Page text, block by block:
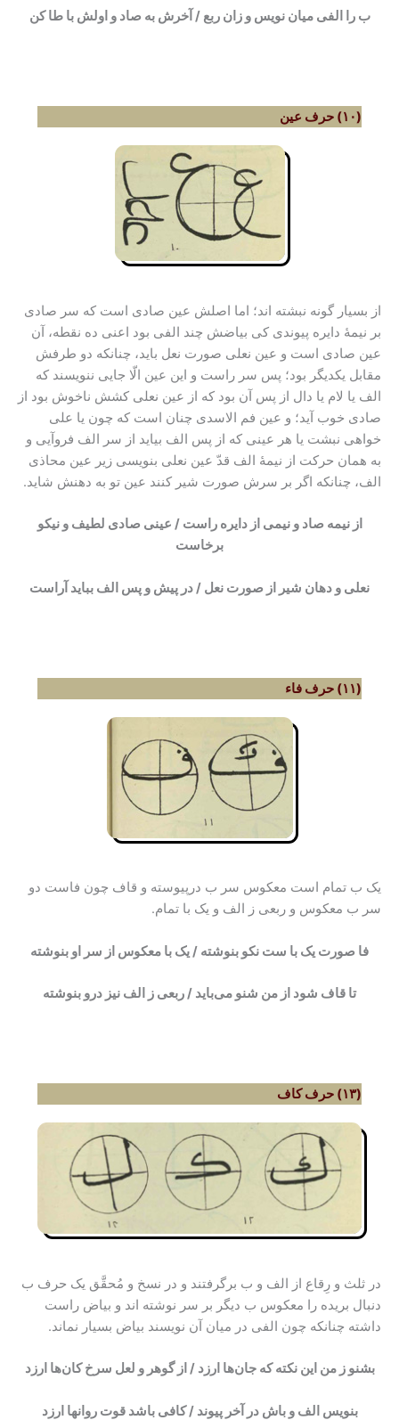
ب را الفی میان نویس و زان ربع / آخرش به صاد و اولش با طا کن
(۱۰) حرف عین
از بسیار گونه نبشته اند؛ اما اصلش عین صادی است که سر صادی
بر نیمۀ دایره پیوندی کی بیاضش چند الفی بود اعنى ده نقطه، آن
عین صادی است و عین نعلى صورت نعل باید، چنانکه دو طرفش
مقابل یکدیگر بود؛ پس سر راست و این عین الّا جایی ننویسند که
الف یا لام یا دال از پس آن بود که از عین نعلی کشش ناخوش بود از
صادی خوب آید؛ و عین فم الاسدی چنان است که چون یا علی
خواهی نبشت یا هر عینی که از پس الف بیاید از سر الف فروآیی و
به همان حرکت از نیمۀ الف قدّ عین نعلى بنویسی زیر عین محاذى
الف، چنانکه اگر بر سرش صورت شیر کنند عین تو به دهنش شاید.
از نیمه صاد و نیمی از دایره راست / عینی صادى لطیف و نیکو
برخاست
نعلی و دهان شیر از صورت نعل / در پیش و پس الف بباید آراست
(۱۱) حرف فاء
یک ب تمام است معکوس سر ب درپیوسته و قاف چون فاست دو
سر ب معکوس و ربعی ز الف و یک با تمام.
فا صورت یک با ست نکو بنوشته / یک با معکوس از سر او بنوشته
تا قاف شود از من شنو می‌باید / ربعی ز الف نیز درو بنوشته
(۱۳) حرف کاف
در ثلث و رِقاع از الف و ب برگرفتند و در نسخ و مُحقَّق یک حرف ب
دنبال بریده را معکوس ب دیگر بر سر نوشته اند و بیاض راست
داشته چنانکه چون الفی در میان آن نویسند بیاض بسیار نماند.
بشنو ز من این نکته که جان‌ها ارزد / از گوهر و لعل سرخ کان‌ها ارزد
بنویس الف و باش در آخر پیوند / کافی باشد قوت روانها ارزد